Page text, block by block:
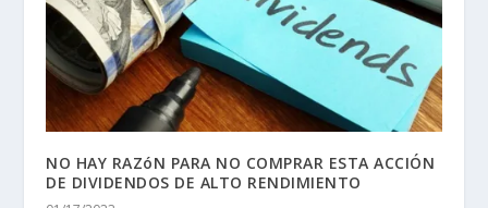
NO HAY RAZóN PARA NO COMPRAR ESTA ACCIÓN
DE DIVIDENDOS DE ALTO RENDIMIENTO